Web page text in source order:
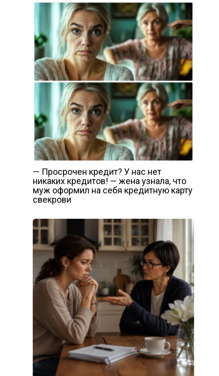
— Просрочен кредит? У нас нет
никаких кредитов! — жена узнала, что
муж оформил на себя кредитную карту
свекрови